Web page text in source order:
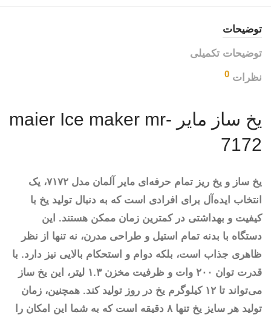
توضیحات
توضیحات تکمیلی
نظرات 0
یخ ساز مایر maier Ice maker mr-
7172
یخ ساز و یخ ریز تمام حرفه‌ای مایر آلمان مدل ۷۱۷۲، یک
انتخاب ایده‌آل برای افرادی است که به دنبال تولید یخ با
کیفیت و بهداشتی در کمترین زمان ممکن هستند. این
دستگاه با بدنه تمام استیل و طراحی مدرن، نه تنها از نظر
ظاهری جذاب است، بلکه دوام و استحکام بالایی نیز دارد. با
قدرت توان ۲۰۰ وات و ظرفیت مخزن ۱.۳ لیتر، این یخ ساز
می‌تواند تا ۱۲ کیلوگرم یخ در روز تولید کند. همچنین، زمان
تولید هر سایز یخ تنها ۸ دقیقه است که به شما این امکان را